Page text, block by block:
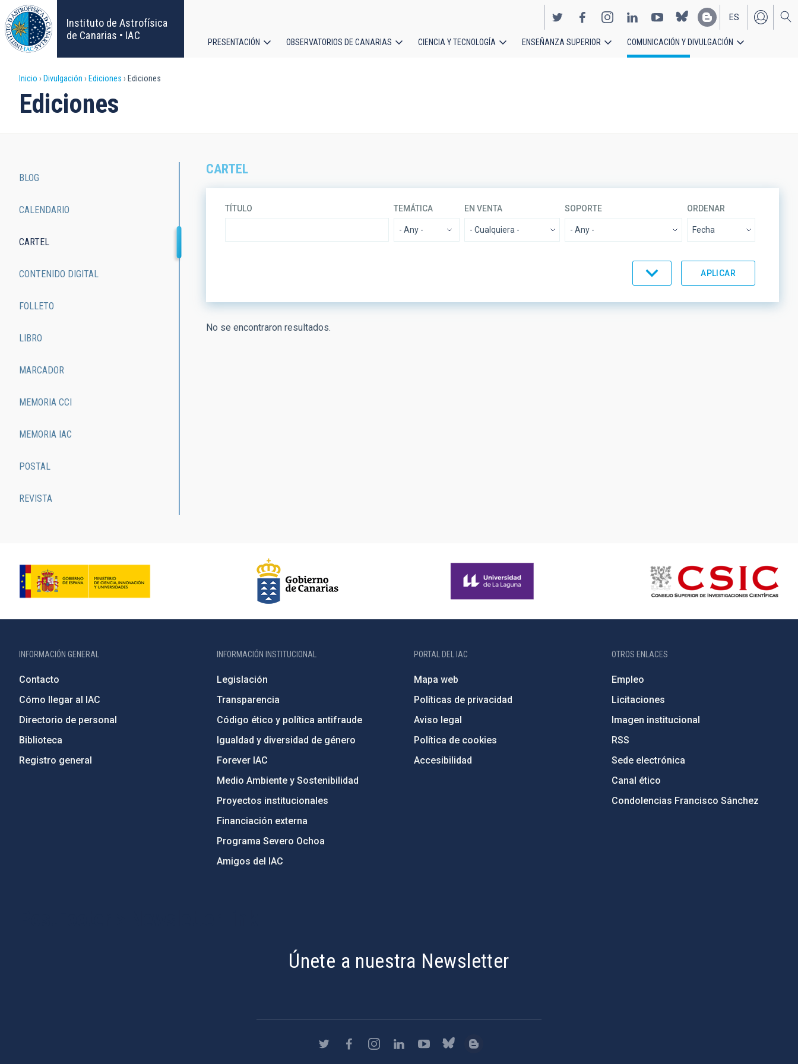
Pasar
al
contenido
principal
Instituto de Astrofísica
de Canarias • IAC
EN
ES
PRESENTACIÓN OBSERVATORIOS DE CANARIAS CIENCIA Y TECNOLOGÍA ENSEÑANZA SUPERIOR COMUNICACIÓN Y DIVULGACIÓN
Sobrescribir
enlaces
la
navegación
Inicio Divulgación Ediciones Ediciones
Ediciones
CARTEL
TÍTULO TEMÁTICA
- Any -
EN VENTA SOPORTE ORDENAR
No se encontraron resultados.
navigation
BLOG
CALENDARIO
CARTEL
CONTENIDO DIGITAL
FOLLETO
LIBRO
MARCADOR
MEMORIA CCI
MEMORIA IAC
POSTAL
REVISTA
INFORMACIÓN GENERAL
Contacto
Cómo llegar al IAC
Directorio de personal
Biblioteca
Registro general
INFORMACIÓN INSTITUCIONAL
Legislación
Transparencia
Código ético y política antifraude
Igualdad y diversidad de género
Forever IAC
Medio Ambiente y Sostenibilidad
Proyectos institucionales
Financiación externa
Programa Severo Ochoa
Amigos del IAC
PORTAL DEL IAC
Mapa web
Políticas de privacidad
Aviso legal
Política de cookies
Accesibilidad
OTROS ENLACES
Empleo
Licitaciones
Imagen institucional
RSS
Sede electrónica
Canal ético
Condolencias Francisco Sánchez
Únete a nuestra Newsletter